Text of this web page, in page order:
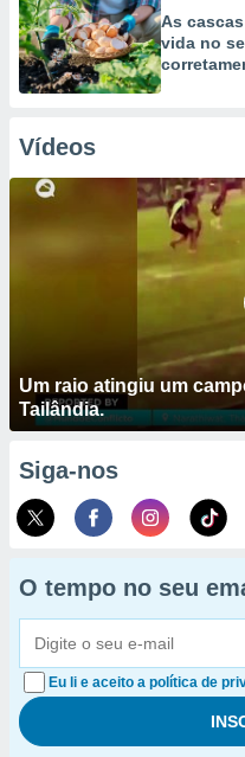
As
vida no
Vídeos
Um raio atingiu um
Tailândia.
Siga-nos
O tempo no seu
Eu li e aceito a política de